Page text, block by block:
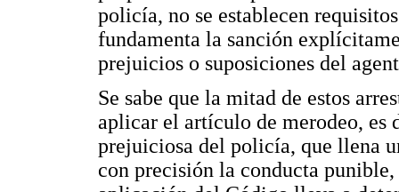
policía, no se establecen
fundamenta la sanción
prejuicios o suposiciones del
Se sabe que la mitad de estos
aplicar el artículo de merodeo, es
prejuiciosa del policía, que llena
con precisión la conducta